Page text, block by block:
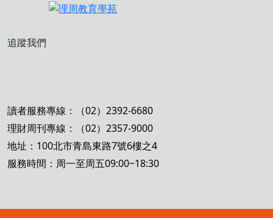
追蹤我們
讀者服務專線：（02）2392-6680
理財周刊專線：（02）2357-9000
地址：100北市青島東路7號6樓之4
服務時間：周一至周五09:00~18:30